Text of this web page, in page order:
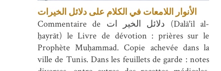
الأنوار اللامعات في الكلام على دلائل الخيرات
Commentaire de دلائل الخير ات (Dalā'il al-
ẖayrāt) le Livre de dévotion : prières sur le
Prophète Muḥammad. Copie achevée dans la
ville de Tunis. Dans les feuillets de garde : notes